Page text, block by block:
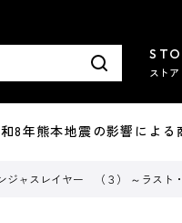
ストア
年熊本地震の影響による
ジャスレイヤー （３） ～ラスト